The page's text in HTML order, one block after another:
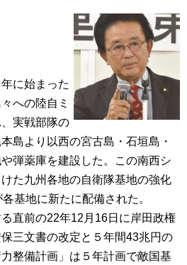
に始まった
への陸自ミ
実戦部隊の
島より以西の宮古島・石垣島・
弾薬庫を建設した。この南西シ
た九州各地の自衛隊基地の強化
基地に新たに配備された。
直前の22年12月16日に岸田政権
三文書の改定と５年間43兆円の
整備計画」は５年計画で敵国基